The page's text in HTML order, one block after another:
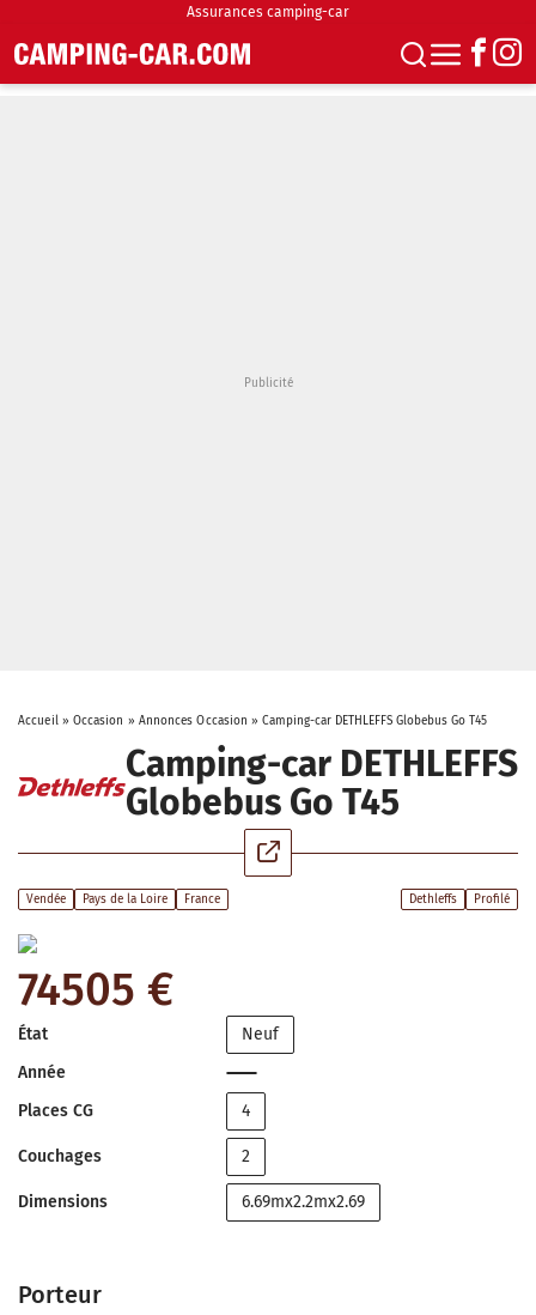
Assurances camping-car
Accueil» Occasion » Annonces Occasion »Camping-car DETHLEFFS Globebus Go T45
Camping-car DETHLEFFS
Globebus Go T45
Vendée Pays de la Loire France Dethleffs Profilé
74505 €
État
Neuf
Année
Places CG
4
Couchages 2
Dimensions 6.69mx2.2mx2.69
Porteur